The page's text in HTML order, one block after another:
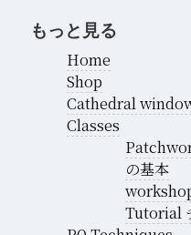
もっと見る
Home
Shop
Cathedral
Classes
の基本
Tutorial